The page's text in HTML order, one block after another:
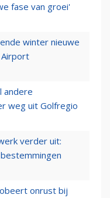
fase van groei'
winter nieuwe
andere
weg uit Golfregio
verder uit:
onrust bij